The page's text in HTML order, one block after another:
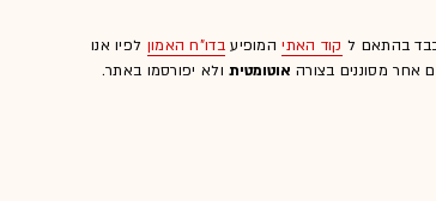
בהתאם ל קוד האתיהמופיעבדו"ח האמון לפיו אנו
אחר מסוננים בצורה אוטומטיתולא יפורסמו באתר.